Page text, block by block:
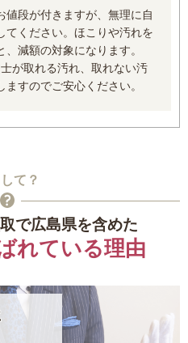
値段が付きますが、無理に自
てください。ほこりや汚れを
減額の対象になります。
が取れる汚れ、取れない汚
すのでご安心ください。
て？
で広島県を含めた
れている理由